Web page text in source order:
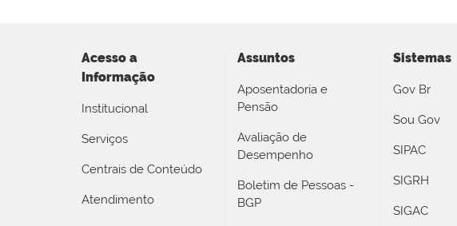
Acesso a
Informação
Institucional
Serviços
Centrais de Conteúdo
Atendimento
Assuntos
Aposentadoria e
Pensão
Avaliação de
Desempenho
Boletim de Pessoas -
BGP
Sistemas
Gov Br
Sou Gov
SIPAC
SIGRH
SIGAC